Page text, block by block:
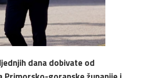
dana dobivate od